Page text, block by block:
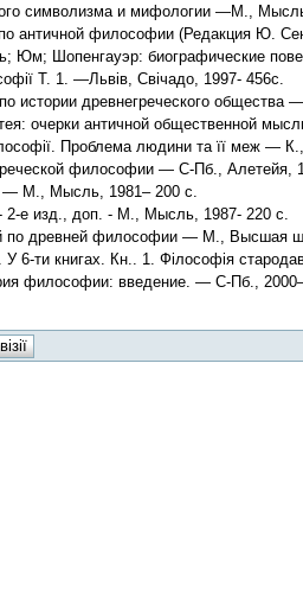
символизма и мифологии —М.,
античной философии (Редакция Ю.
Юм; Шопенгауэр: биографические
Т. 1. —Львів, Свічадо, 1997- 456с.
истории древнегреческого общества
очерки античной общественной
Проблема людини та її меж —
философии — С-Пб., Алетейя,
М., Мысль, 1981– 200 с.
е изд., доп. - М., Мысль, 1987- 220 с.
по древней философии — М., Высшая
У 6-ти книгах. Кн.. 1. Філософія
философии: введение. — С-Пб.,